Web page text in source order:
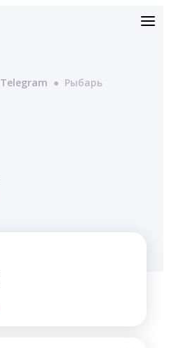
Telegram ● Рыбарь